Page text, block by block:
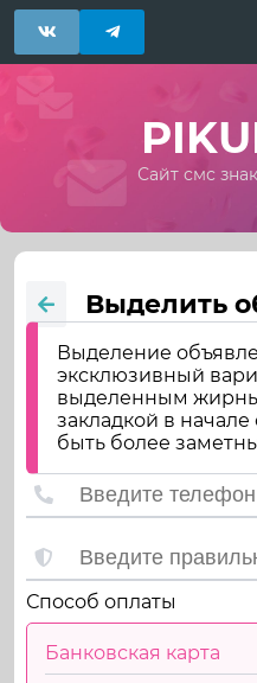
Сайт смс
Выделить
Выделение
эксклюзивный
выделенным
закладкой в
быть более
Способ оплаты
Банковская карта